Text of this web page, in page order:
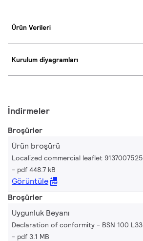
Ürün Verileri
Kurulum diyagramları
İndirmeler
Broşürler
Ürün broşürü
Localized commercial leaflet
pdf 448.7 kB
Görüntüle
Broşürler
Uygunluk Beyanı
Declaration of conformity - BSN 100
pdf 3.1 MB